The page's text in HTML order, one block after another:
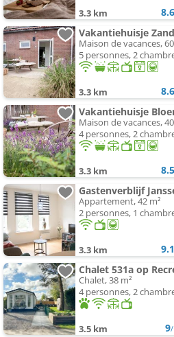
3.3 km 8.6
Maison de vacances,
5 personnes, 2
3.3 km 8.6
Vakantiehuisje
Maison de vacances,
4 personnes, 2
3.3 km 8.5
Gastenverblijf
Appartement, 42 m²
2 personnes, 1
3.3 km 9.1
Chalet 531a op
Chalet, 38 m²
4 personnes, 2
3.5 km 9